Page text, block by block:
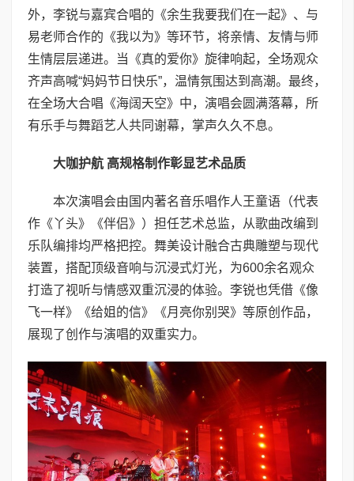
外，李锐与嘉宾合唱的《余生我要我们在一起》、与
易老师合作的《我以为》等环节，将亲情、友情与师
生情层层递进。当《真的爱你》旋律响起，全场观众
齐声高喊“妈妈节日快乐”，温情氛围达到高潮。最终，
在全场大合唱《海阔天空》中，演唱会圆满落幕，所
有乐手与舞蹈艺人共同谢幕，掌声久久不息。
大咖护航 高规格制作彰显艺术品质
本次演唱会由国内著名音乐唱作人王童语（代表
作《丫头》《伴侣》）担任艺术总监，从歌曲改编到
乐队编排均严格把控。舞美设计融合古典雕塑与现代
装置，搭配顶级音响与沉浸式灯光，为600余名观众
打造了视听与情感双重沉浸的体验。李锐也凭借《像
飞一样》《给姐的信》《月亮你别哭》等原创作品，
展现了创作与演唱的双重实力。